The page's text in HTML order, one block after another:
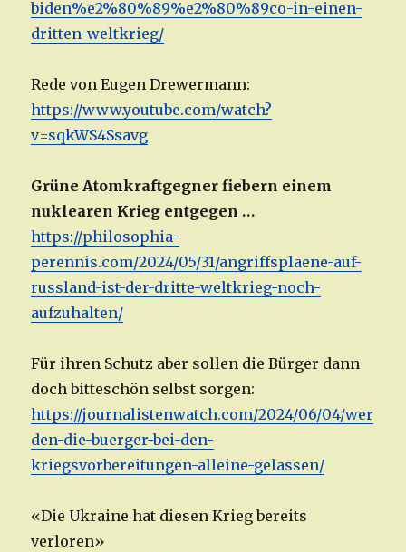
biden%e2%80%89%e2%80%89co-in-einen-
dritten-weltkrieg/
Rede von Eugen Drewermann:
https://www.youtube.com/watch?
v=sqkWS4Ssavg
Grüne Atomkraftgegner fiebern einem
nuklearen Krieg entgegen …
https://philosophia-
perennis.com/2024/05/31/angriffsplaene-auf-
russland-ist-der-dritte-weltkrieg-noch-
aufzuhalten/
Für ihren Schutz aber sollen die Bürger dann
doch bitteschön selbst sorgen:
https://journalistenwatch.com/2024/06/04/wer
den-die-buerger-bei-den-
kriegsvorbereitungen-alleine-gelassen/
«Die Ukraine hat diesen Krieg bereits
verloren»